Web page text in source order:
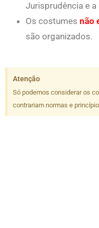
Jurisprudência e a
Os costumes não
são organizados.
Atenção
Só podemos considerar os
contrariam normas e